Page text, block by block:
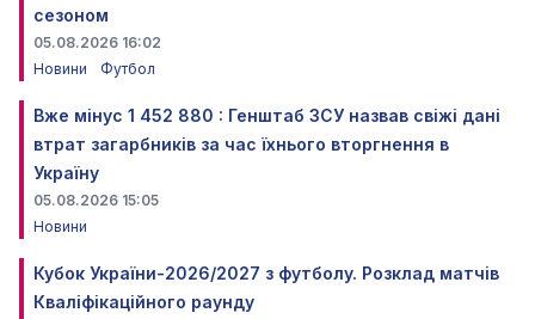
сезоном
05.08.2026 16:02
Новини
Футбол
Вже мінус 1 452 880 : Генштаб ЗСУ назвав свіжі дані
втрат загарбників за час їхнього вторгнення в
Україну
05.08.2026 15:05
Новини
Кубок України-2026/2027 з футболу. Розклад матчів
Кваліфікаційного раунду